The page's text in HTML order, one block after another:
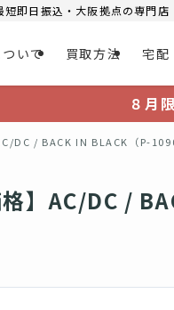
即日振込・大阪拠点の専門店
いて 買取方法 宅配
８月
DC / BACK IN BLACK（P-
格】AC/DC /